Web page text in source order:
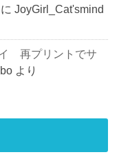
にJoyGirl_Cat'smind
イ 再プリントでサ
より